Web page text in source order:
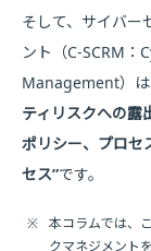
そして、サイバー
ント（C-SCRM
Management）は
ティリスクへの露
ポリシー、プロセ
セス”です。
※ 本コラムでは、
クマネジメント